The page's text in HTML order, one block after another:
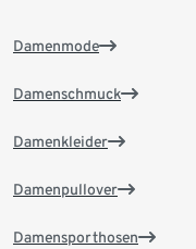
Damenmode
Damenschmuck
Damenkleider
Damenpullover
Damensporthosen